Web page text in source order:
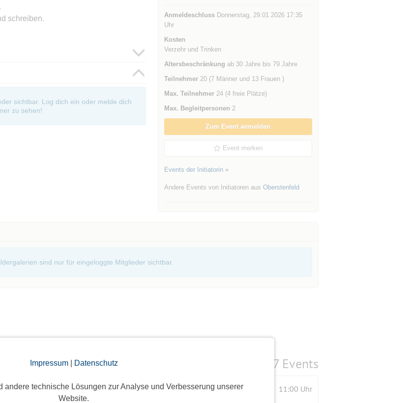
Impressum| Datenschutz
andere technische Lösungen zur Analyse und Verbesserung unserer
Website.
schreiben.
sichtbar. Log dich ein oder melde dich
zu sehen!
AnmeldeschlussDonnerstag, 29.01.2026 17:35
Uhr
Kosten
Verzehr und Trinken
Altersbeschränkung ab 30 Jahre bis 79 Jahre
Teilnehmer20 (7 Männer und 13 Frauen )
Max. Teilnehmer24 (4 freie Plätze)
Max. Begleitpersonen 2
Zum Event anmelden
Event merken
Events der Initiatorin »
Andere Events von Initiatoren aus Oberstenfeld
sind nur für eingeloggte Mitglieder sichtbar.
7 Events
11:00 Uhr